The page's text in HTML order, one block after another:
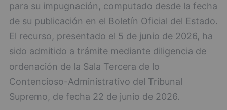
para su impugnación, computado desde la fecha
de su publicación en el Boletín Oficial del Estado.
El recurso, presentado el 5 de junio de 2026, ha
sido admitido a trámite mediante diligencia de
ordenación de la Sala Tercera de lo
Contencioso-Administrativo del Tribunal
Supremo, de fecha 22 de junio de 2026.